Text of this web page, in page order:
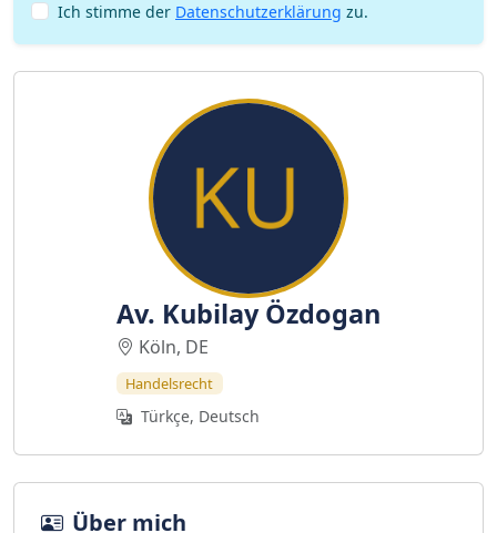
Ich stimme der Datenschutzerklärung zu.
Av. Kubilay Özdogan
Köln, DE
Handelsrecht
Türkçe, Deutsch
Über mich